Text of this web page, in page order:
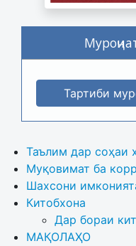
Тартиби
Таълим дар соҳаи
Муқовимат ба
Шахсони
Китобхона
Дар бораи
МАҚОЛАҲО